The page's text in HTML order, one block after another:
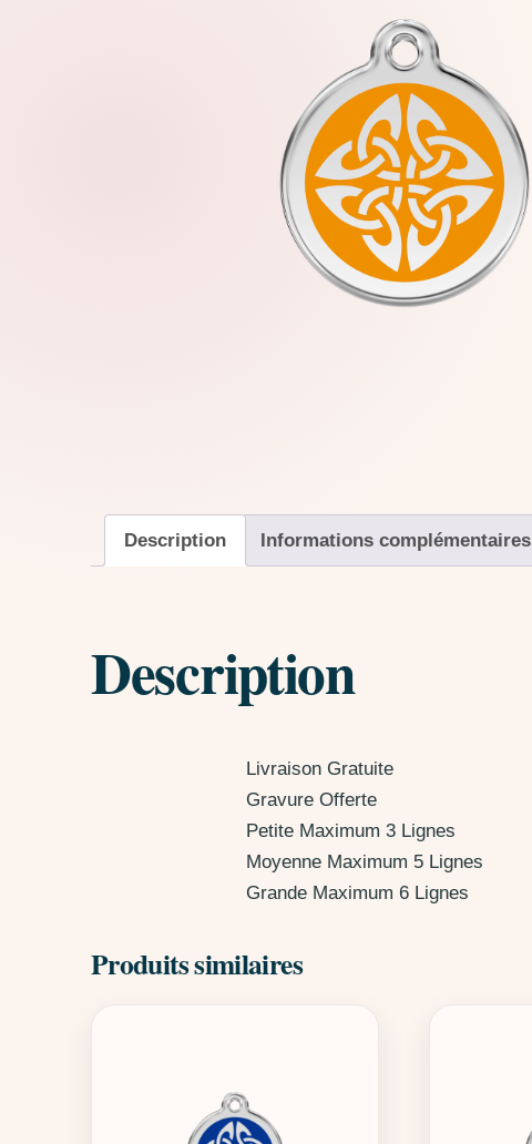
Description Informations complémentaires
Description
Livraison Gratuite
Gravure Offerte
Petite Maximum 3 Lignes
Moyenne Maximum 5 Lignes
Grande Maximum 6 Lignes
Produits similaires